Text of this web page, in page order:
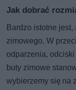
Jak dobrać
Bardzo istotne
zimowego. W
odparzenia,
buty zimowe
wybierzemy się na